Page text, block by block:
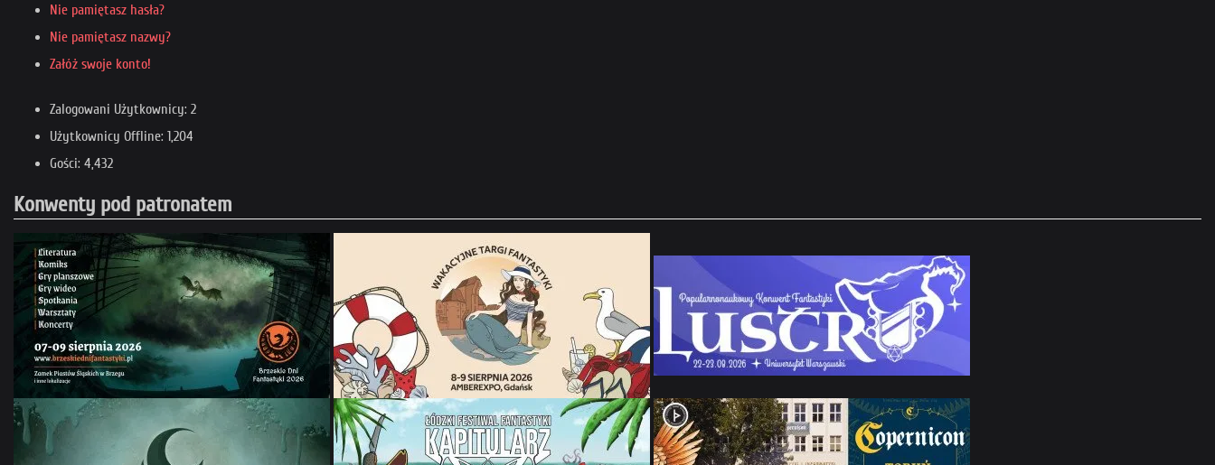
Nie pamiętasz hasła?
Nie pamiętasz nazwy?
Załóż swoje konto!
Zalogowani Użytkownicy: 2
Użytkownicy Offline: 1,204
Gości: 4,432
Konwenty pod patronatem